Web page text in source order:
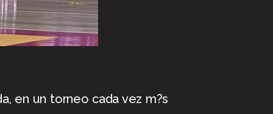
en un torneo cada vez m?s